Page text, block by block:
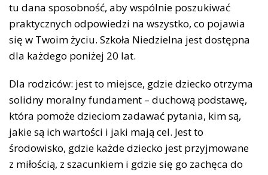
tu dana sposobność, aby wspólnie poszukiwać
praktycznych odpowiedzi na wszystko, co pojawia
się w Twoim życiu. Szkoła Niedzielna jest dostępna
dla każdego poniżej 20 lat.
Dla rodziców: jest to miejsce, gdzie dziecko otrzyma
solidny moralny fundament – duchową podstawę,
która pomoże dzieciom zadawać pytania, kim są,
jakie są ich wartości i jaki mają cel. Jest to
środowisko, gdzie każde dziecko jest przyjmowane
z miłością, z szacunkiem i gdzie się go zachęca do